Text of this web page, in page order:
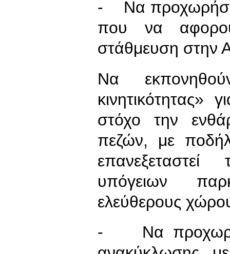
- Να προχωρήσει
που να
στάθμευση στην
Να
κινητικότητας»
στόχο την
πεζών, με
υπόγειων
ελεύθερους
- Να